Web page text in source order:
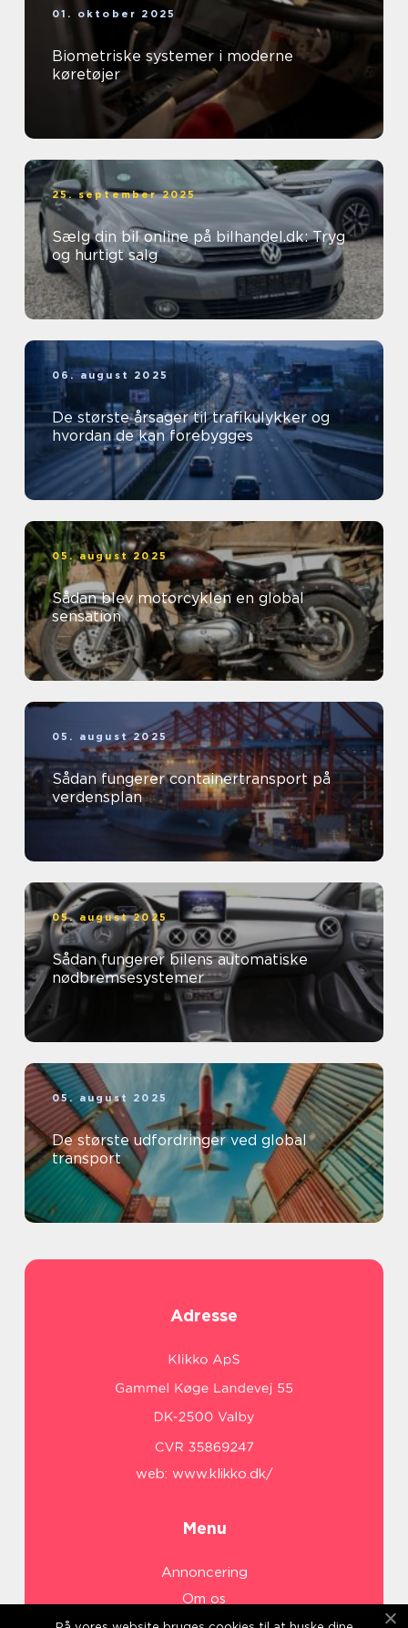
01. oktober 2025
Biometriske systemer i moderne
køretøjer
25. september 2025
Sælg din bil online på bilhandel.dk: Tryg
og hurtigt salg
06. august 2025
De største årsager til trafikulykker og
hvordan de kan forebygges
05. august 2025
Sådan blev motorcyklen en global
sensation
05. august 2025
Sådan fungerer containertransport på
verdensplan
05. august 2025
Sådan fungerer bilens automatiske
nødbremsesystemer
05. august 2025
De største udfordringer ved global
transport
Adresse
web: www.klikko.dk/
Menu
Annoncering
Om os